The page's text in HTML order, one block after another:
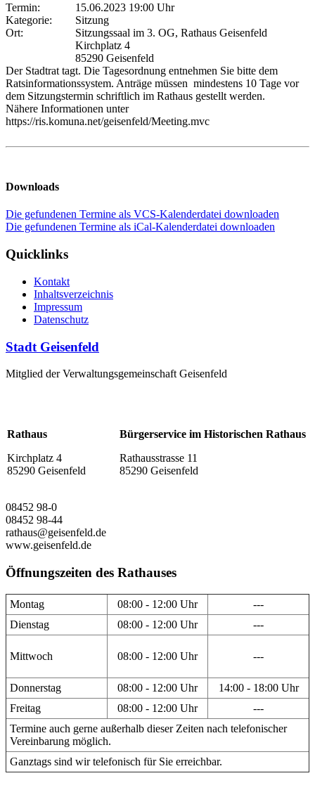
Termin:
15.06.2023 19:00 Uhr
Kategorie:
Sitzung
Ort:
Sitzungssaal im 3. OG, Rathaus Geisenfeld
Kirchplatz 4
85290 Geisenfeld
Der Stadtrat tagt. Die Tagesordnung entnehmen Sie bitte dem
Ratsinformationssystem. Anträge müssen mindestens 10 Tage vor
dem Sitzungstermin schriftlich im Rathaus gestellt werden.
Nähere Informationen unter
https://ris.komuna.net/geisenfeld/Meeting.mvc
Downloads
Die gefundenen Termine als VCS-Kalenderdatei downloaden
Die gefundenen Termine als iCal-Kalenderdatei downloaden
Quicklinks
Kontakt
Inhaltsverzeichnis
Impressum
Datenschutz
Stadt Geisenfeld
Mitglied der Verwaltungsgemeinschaft Geisenfeld
Rathaus
Kirchplatz 4
85290 Geisenfeld
Bürgerservice im Historischen Rathaus
Rathausstrasse 11
85290 Geisenfeld
08452 98-0
08452 98-44
rathaus@geisenfeld.de
www.geisenfeld.de
Öffnungszeiten des Rathauses
Montag 08:00 - 12:00 Uhr
---
Dienstag
08:00 - 12:00 Uhr ---
Mittwoch 08:00 - 12:00 Uhr ---
Donnerstag 08:00 - 12:00 Uhr
14:00 - 18:00 Uhr
Freitag
08:00 - 12:00 Uhr
---
Termine auch gerne außerhalb dieser Zeiten nach telefonischer
Vereinbarung möglich.
Ganztags sind wir telefonisch für Sie erreichbar.